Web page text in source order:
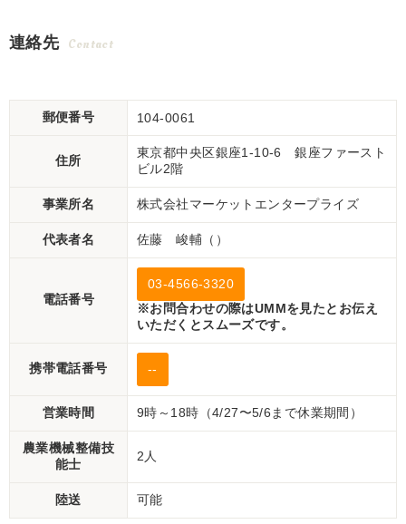
現状渡し【P11165139】
連絡先 Contact
郵便番号 104-0061
住所
東京都中央区銀座1-10-6 銀座ファースト
ビル2階
事業所名 株式会社マーケットエンタープライズ
代表者名 佐藤 峻輔（）
電話番号
03-4566-3320
※お問合わせの際はUMMを見たとお伝え
いただくとスムーズです。
携帯電話番号 --
営業時間 9時～18時（4/27〜5/6まで休業期間）
農業機械整備技
能士
2人
陸送 可能